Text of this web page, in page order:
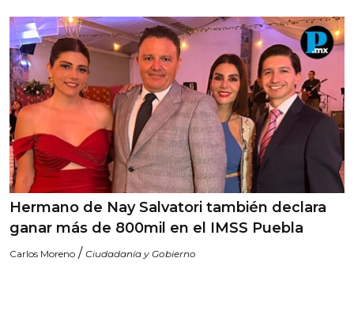
Hermano de Nay Salvatori también declara
ganar más de 800mil en el IMSS Puebla
Carlos Moreno / Ciudadanía y Gobierno